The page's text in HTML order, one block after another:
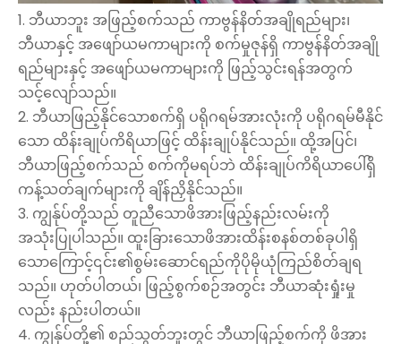
1. ဘီယာဘူး အဖြည့်စက်သည် ကာဗွန်နိတ်အချိုရည်များ၊
ဘီယာနှင့် အဖျော်ယမကာများကို စက်မှုဇုန်ရှိ ကာဗွန်နိတ်အချို
ရည်များနှင့် အဖျော်ယမကာများကို ဖြည့်သွင်းရန်အတွက်
သင့်လျော်သည်။
2. ဘီယာဖြည့်နိုင်သောစက်ရှိ ပရိုဂရမ်အားလုံးကို ပရိုဂရမ်မီနိုင်
သော ထိန်းချုပ်ကိရိယာဖြင့် ထိန်းချုပ်နိုင်သည်။ ထို့အပြင်၊
ဘီယာဖြည့်စက်သည် စက်ကိုမရပ်ဘဲ ထိန်းချုပ်ကိရိယာပေါ်ရှိ
ကန့်သတ်ချက်များကို ချိန်ညှိနိုင်သည်။
3. ကျွန်ုပ်တို့သည် တူညီသောဖိအားဖြည့်နည်းလမ်းကို
အသုံးပြုပါသည်။ ထူးခြားသောဖိအားထိန်းစနစ်တစ်ခုပါရှိ
သောကြောင့်၎င်း၏စွမ်းဆောင်ရည်ကိုပိုမိုယုံကြည်စိတ်ချရ
သည်။ ဟုတ်ပါတယ်၊ ဖြည့်စွက်စဉ်အတွင်း ဘီယာဆုံးရှုံးမှု
လည်း နည်းပါတယ်။
4. ကျွန်ုပ်တို့၏ စည်သွတ်ဘူးတွင် ဘီယာဖြည့်စက်ကို ဖိအား